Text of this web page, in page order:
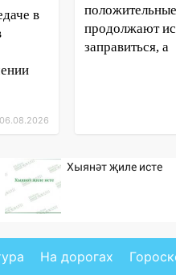
в
06.08.2026
продолжают
заправиться, а
Хыянәт җиле исте
На дорогах